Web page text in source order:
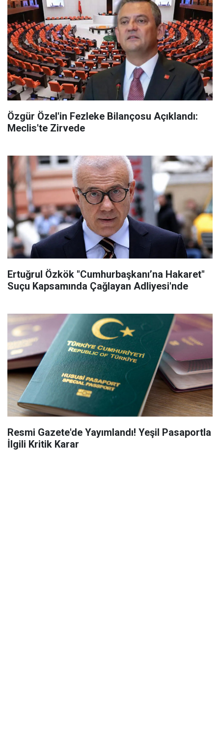
Özgür Özel'in Fezleke Bilançosu Açıklandı:
Meclis'te Zirvede
Ertuğrul Özkök "Cumhurbaşkanı’na Hakaret"
Suçu Kapsamında Çağlayan Adliyesi'nde
Resmi Gazete'de Yayımlandı! Yeşil Pasaportla
İlgili Kritik Karar